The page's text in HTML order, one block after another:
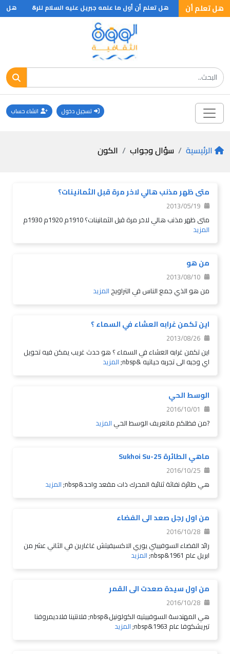
هل تعلم أن
او خاطب هل تعلم أن أول ما علمه جبريل عليه السلام للر& هل
تسجيل دخول انشاء حساب
الرئيسية سؤال وجواب الكون
متى ظهر مذنب هالي لاخر مرة قبل الثمانينات؟
2013/05/19
متى ظهر مذنب هالي لاخر مرة قبل الثمانينات؟ 1910م 1920م 1930م
المزيد
من هو
2013/08/10
من هو الذي جمع الناس في التراويح المزيد
اين تكمن غرابه العشاء في السماء ؟
2013/08/26
اين تكمن غرابه العشاء في السماء ؟ هو حدث غريب يمكن فيه تحويل
اي وجبه الى تجربه حياتيه &nbsp; المزيد
الوسط الحي
2016/10/01
?من فظلكم ماتعريف الوسط الحي المزيد
ماهي الطائرة Sukhoi Su-25
2016/10/25
هي طائرة نفاثة ثنائية المحرك ذات مقعد واحد&nbsp;
المزيد
من اول رجل صعد الى الفضاء
2016/10/28
رائد الفضاء السوفييتي يوري الاكسيفيتش غاغارين في الثاني عشر من
ابريل عام 1961&nbsp; المزيد
من اول سيدة صعدت الى القمر
2016/10/28
هي المهندسة السوفييتيه الكولونيل&nbsp; فلانتينا فلاديمروفنا
تيريشكوفا عام 1963&nbsp; المزيد